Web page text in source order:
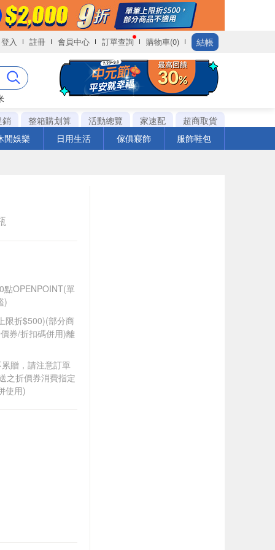
登入 註冊 會員中心 訂單查詢 購物車(0) 結帳
銷
整箱購划算 活動總覽 家速配
超商取貨
閒娛樂
日用生活 傢俱寢飾 服飾鞋包
點OPENPOINT(單
)
限折$500)(部分商
券/折扣碼併用)離
贈，請注意訂單
之折價券消費指定
使用)